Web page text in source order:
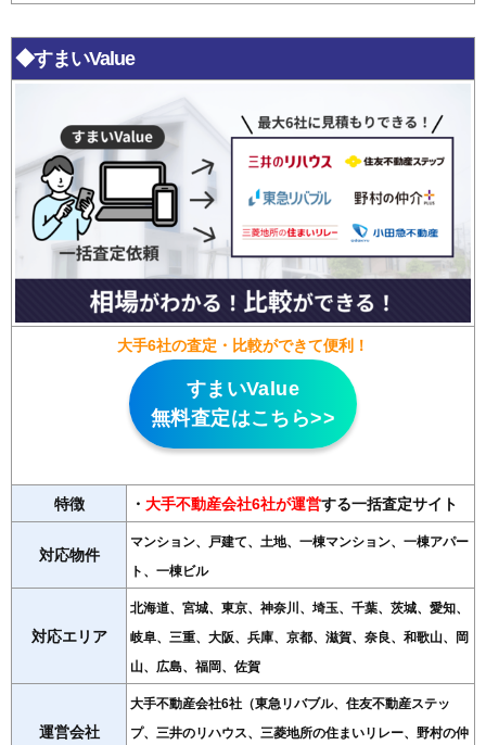
◆すまいValue
大手6社の査定・比較ができて便利！
すまいValue
無料査定はこちら>>
特徴 ・ 大手不動産会社6社が運営する一括査定サイト
対応物件
マンション、戸建て、土地、一棟マンション、一棟アパー
ト、一棟ビル
対応エリア
北海道、宮城、東京、神奈川、埼玉、千葉、茨城、愛知、
岐阜、三重、大阪、兵庫、京都、滋賀、奈良、和歌山、岡
山、広島、福岡、佐賀
運営会社
大手不動産会社6社（東急リバブル、住友不動産ステッ
プ、三井のリハウス、三菱地所の住まいリレー、野村の仲